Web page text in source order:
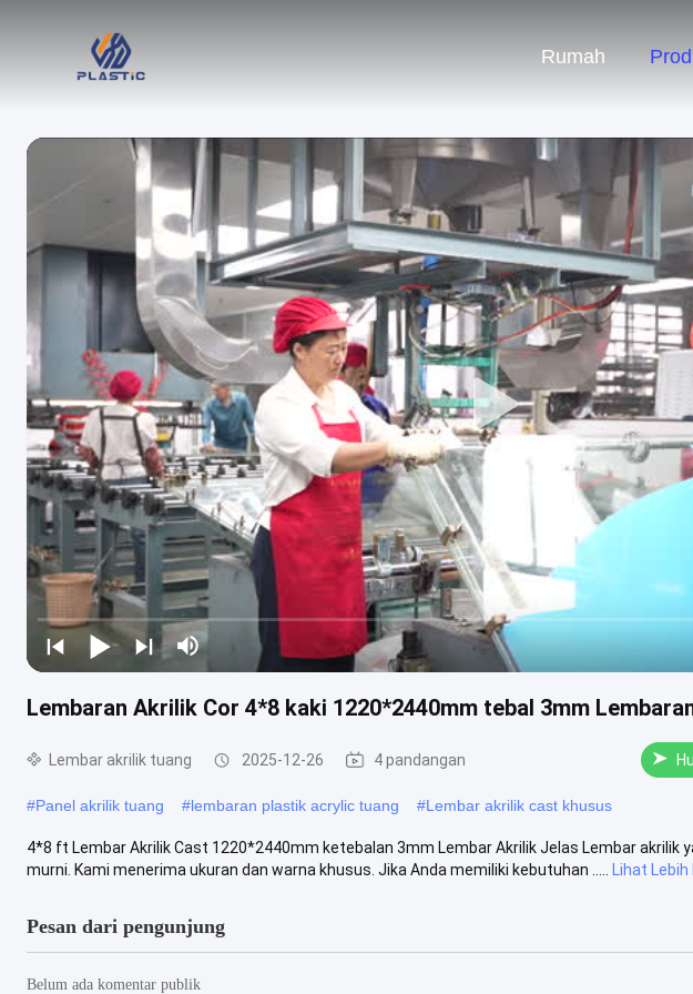
Rumah
Lembaran Akrilik Cor 4*8 kaki 1220*2440mm tebal 3mm
Lembar akrilik tuang 2025-12-26 4 pandangan
#Panel akrilik tuang #lembaran plastik acrylic tuang #Lembar akrilik cast khusus
4*8 ft Lembar Akrilik Cast 1220*2440mm ketebalan 3mm Lembar Akrilik Jelas Lembar akrilik
murni. Kami menerima ukuran dan warna khusus. Jika Anda memiliki kebutuhan .....
Lihat Lebih
Pesan dari pengunjung
Belum ada komentar publik